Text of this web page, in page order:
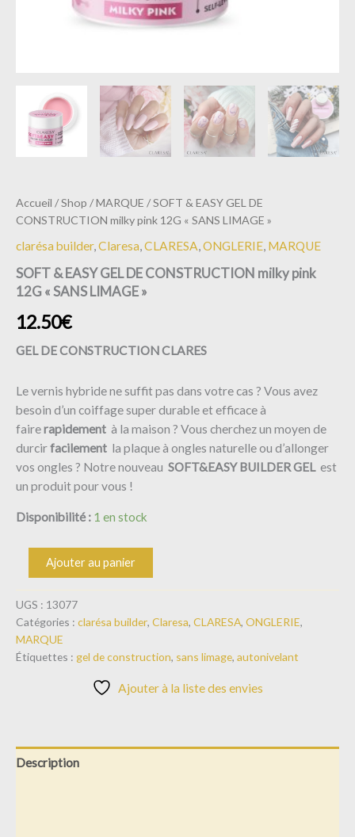
Accueil /Shop /MARQUE / SOFT & EASY GEL DE
CONSTRUCTION milky pink 12G « SANS LIMAGE »
clarésa builder,Claresa,CLARESA,ONGLERIE, MARQUE
SOFT & EASY GEL DE CONSTRUCTION milky pink
12G « SANS LIMAGE »
12.50€
GEL DE CONSTRUCTION CLARES
Le vernis hybride ne suffit pas dans votre cas ? Vous avez
besoin d’un coiffage super durable et efficace à
fairerapidement à la maison ? Vous cherchez un moyen de
durcirfacilement la plaque à ongles naturelle ou d’allonger
vos ongles ? Notre nouveau SOFT&EASY BUILDER GEL est
un produit pour vous !
Disponibilité : 1 en stock
Ajouter au panier
UGS : 13077
Catégories : clarésa builder, Claresa, CLARESA, ONGLERIE,
MARQUE
Étiquettes : gel de construction, sans limage, autonivelant
Ajouter à la liste des envies
Description